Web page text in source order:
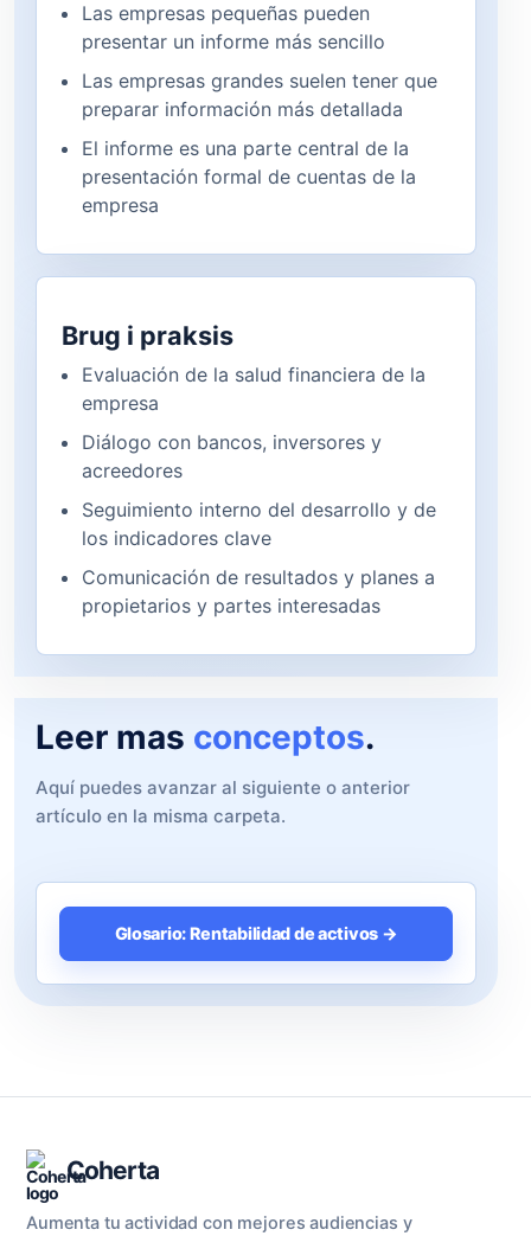
Las empresas pequeñas pueden
presentar un informe más sencillo
Las empresas grandes suelen tener que
preparar información más detallada
El informe es una parte central de la
presentación formal de cuentas de la
empresa
Brug i praksis
Evaluación de la salud financiera de la
empresa
Diálogo con bancos, inversores y
acreedores
Seguimiento interno del desarrollo y de
los indicadores clave
Comunicación de resultados y planes a
propietarios y partes interesadas
Leer mas conceptos.
Aquí puedes avanzar al siguiente o anterior
artículo en la misma carpeta.
Glosario: Rentabilidad de activos →
Coherta
Aumenta tu actividad con mejores audiencias y